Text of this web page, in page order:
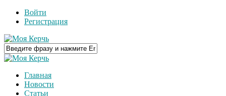
Войти
Регистрация
Главная
Новости
Статьи